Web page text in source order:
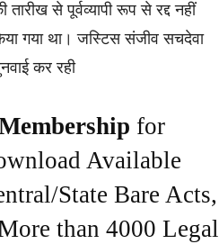
से पूर्वव्यापी रूप से रद्द नहीं
गया था। जस्टिस संजीव सचदेवा
कर रही
for
Available
State Bare Acts,
than 4000 Legal